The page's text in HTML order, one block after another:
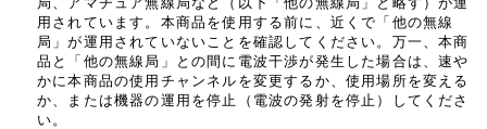
用されています。本商品を使用する前に、近くで「他の無線
局」が運用されていないことを確認してください。万一、本商
品と「他の無線局」との間に電波干渉が発生した場合は、速や
かに本商品の使用チャンネルを変更するか、使用場所を変える
か、または機器の運用を停止（電波の発射を停止）してくださ
い。